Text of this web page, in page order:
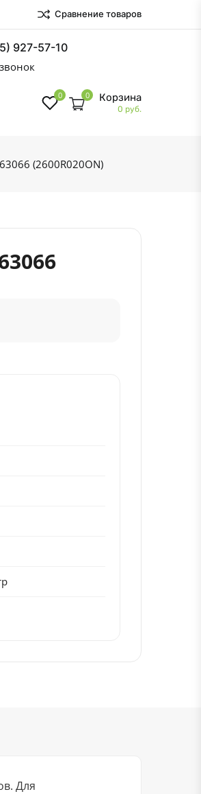
Сравнение товаров
927-57-10
0 0 Корзина
0 руб.
(2600R020ON)
Для